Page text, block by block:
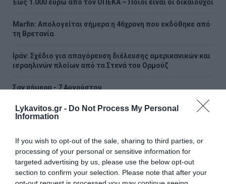
Lykavitos.gr - Do Not Process My Personal
Information
If you wish to opt-out of the sale, sharing to third parties, or
processing of your personal or sensitive information for
targeted advertising by us, please use the below opt-out
section to confirm your selection. Please note that after your
Έως 1.000 ευρώ από τον ΟΠΕΚΑ – Ποιοι είναι οι δικαιούχοι
Marfin: Απολογείται σήμερα η 46χρονη που εκδόθηκε από
τη Βρετανία
Ιράν: Σχέδιο για απαγόρευση διέλευσης αμερικανικών και
ισραηλινών πλοίων από τα Στενά του Ορμούζ
Σαν σήμερα - 7 Αυγούστου
Η Χώρα Σκύρου
διαβάστε ακόμη